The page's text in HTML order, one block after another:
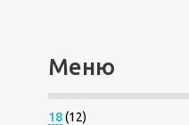
Меню
18(12)